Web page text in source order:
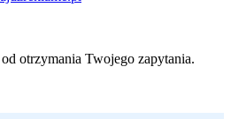
od otrzymania Twojego zapytania.